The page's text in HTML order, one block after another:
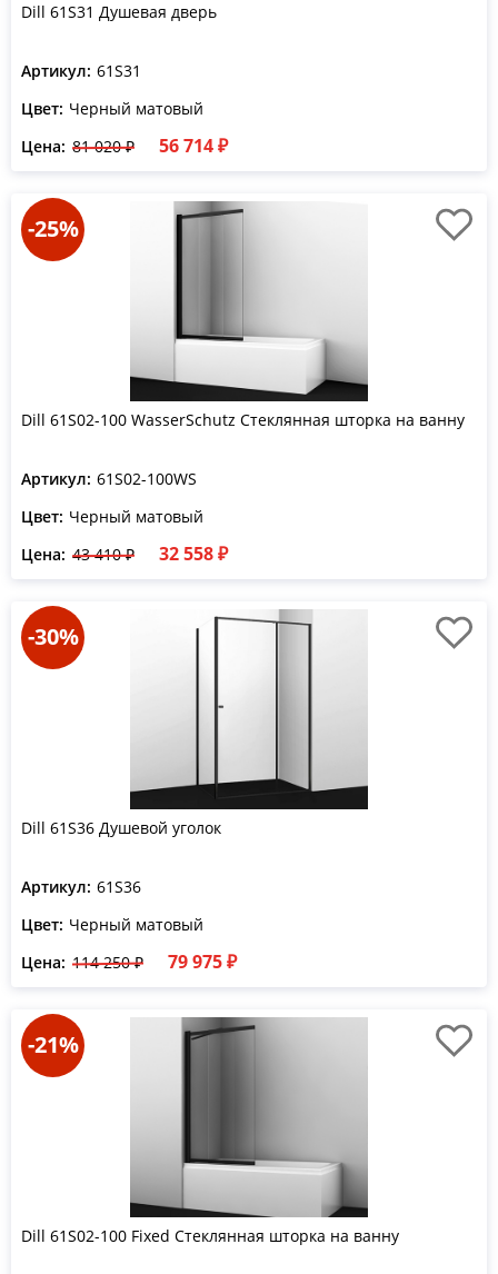
Dill 61S31 Душевая дверь
Артикул: 61S31
Цвет: Черный матовый
Цена: 81 020 ₽ 56 714 ₽
-25%
Dill 61S02-100 WasserSchutz Стеклянная шторка на ванну
Артикул: 61S02-100WS
Цвет: Черный матовый
Цена: 43 410 ₽ 32 558 ₽
-30%
Dill 61S36 Душевой уголок
Артикул: 61S36
Цвет: Черный матовый
Цена: 114 250 ₽ 79 975 ₽
-21%
Dill 61S02-100 Fixed Стеклянная шторка на ванну